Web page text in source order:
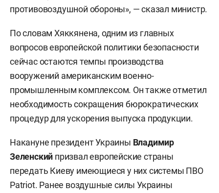
противовоздушной обороны», — сказал министр.
По словам Хяккянена, одним из главных
вопросов европейской политики безопасности
сейчас остаются темпы производства
вооружений американским военно-
промышленным комплексом. Он также отметил
необходимость сокращения бюрократических
процедур для ускорения выпуска продукции.
Накануне президент Украины Владимир
Зеленский призвал европейские страны
передать Киеву имеющиеся у них системы ПВО
Patriot. Ранее воздушные силы Украины